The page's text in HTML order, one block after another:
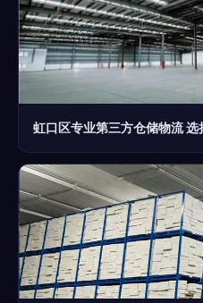
虹口区专业第三方仓储物流